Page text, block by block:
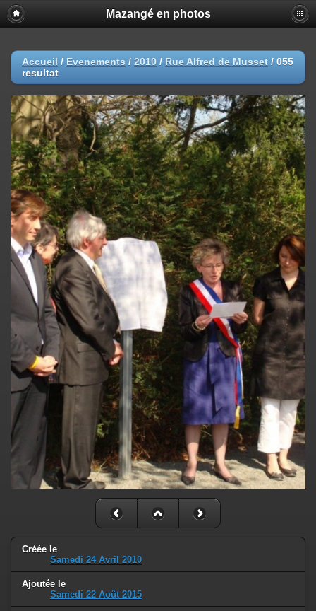
Mazangé en photos
Accueil / Evenements / 2010 / Rue Alfred de Musset / 055
resultat
Créée le
Samedi 24 Avril 2010
Ajoutée le
Samedi 22 Août 2015